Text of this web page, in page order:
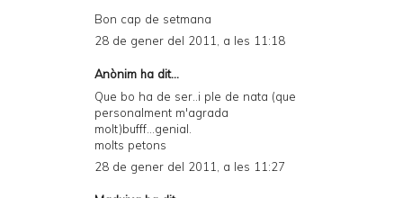
Bon cap de setmana
28 de gener del 2011, a les 11:18
Anònim ha dit...
Que bo ha de ser..i ple de nata (que
personalment m'agrada
molt)bufff...genial.
molts petons
28 de gener del 2011, a les 11:27